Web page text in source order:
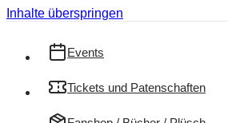
Inhalte überspringen
Events
Tickets und Patenschaften